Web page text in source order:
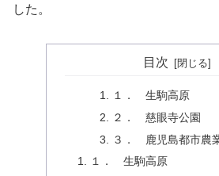
した。
目次
１． 生駒高原
２． 慈眼寺公園
３． 鹿児島都市農
１． 生駒高原